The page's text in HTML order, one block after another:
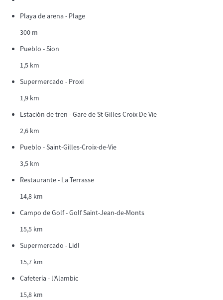
Playa de arena - Plage
300 m
Pueblo - Sion
1,5 km
Supermercado - Proxi
1,9 km
Estación de tren - Gare de St Gilles Croix De Vie
2,6 km
Pueblo - Saint-Gilles-Croix-de-Vie
3,5 km
Restaurante - La Terrasse
14,8 km
Campo de Golf - Golf Saint-Jean-de-Monts
15,5 km
Supermercado - Lidl
15,7 km
Cafetería - l'Alambic
15,8 km